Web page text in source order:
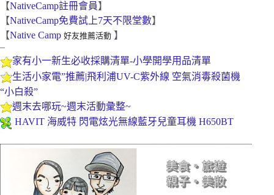
【NativeCamp註冊會員】
【NativeCamp免費試上7天不限堂數】
【Native Camp 好友推薦活動 】
–
家有小一新生必收採購清單-小學開學用品清單
生活小家電”推薦|飛利浦UV-C紫外線 空氣消毒殺菌機
“小白殺”
週末去哪玩~週末活動彙整~
HAVIT 海威特 閃電炫光無線藍牙兒童耳機 H650BT